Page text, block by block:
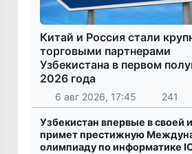
Китай и Россия стали
торговыми партнерами
Узбекистана в первом
2026 года
6 авг 2026, 17:45 241
Узбекистан впервые в своей
примет престижную
олимпиаду по информатике